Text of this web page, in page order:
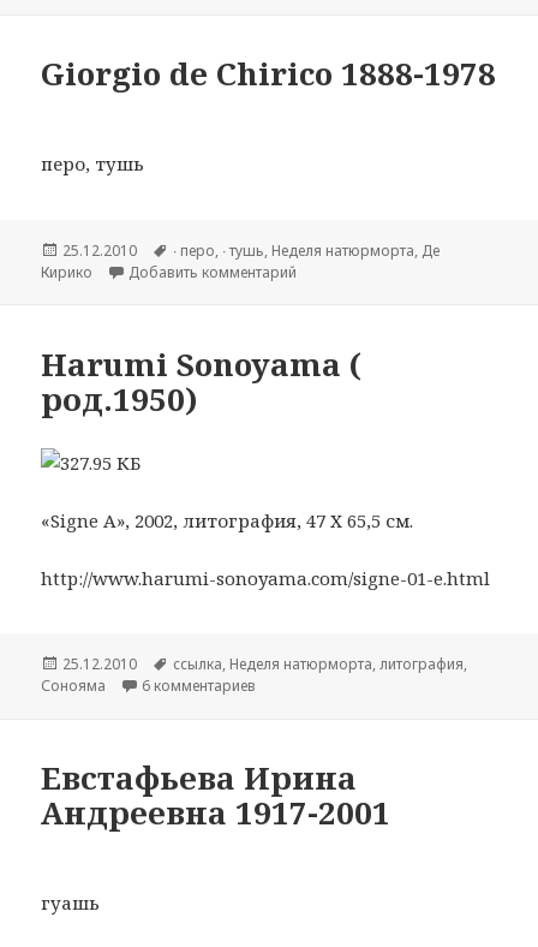
Giorgio de Chirico 1888-1978
перо, тушь
Опубликовано
25.12.2010 Метки
∙ перо, ∙ тушь, Hеделя натюрморта, Де
Кирико
Добавить комментарий
Harumi Sonoyama (
род.1950)
«Signe A», 2002, литография, 47 Х 65,5 см.
http://www.harumi-sonoyama.com/signe-01-e.html
Опубликовано
25.12.2010 Метки
cсылка, Hеделя натюрморта,литография,
Сонояма
6 комментариев
Евстафьева Ирина
Андреевна 1917-2001
гуашь